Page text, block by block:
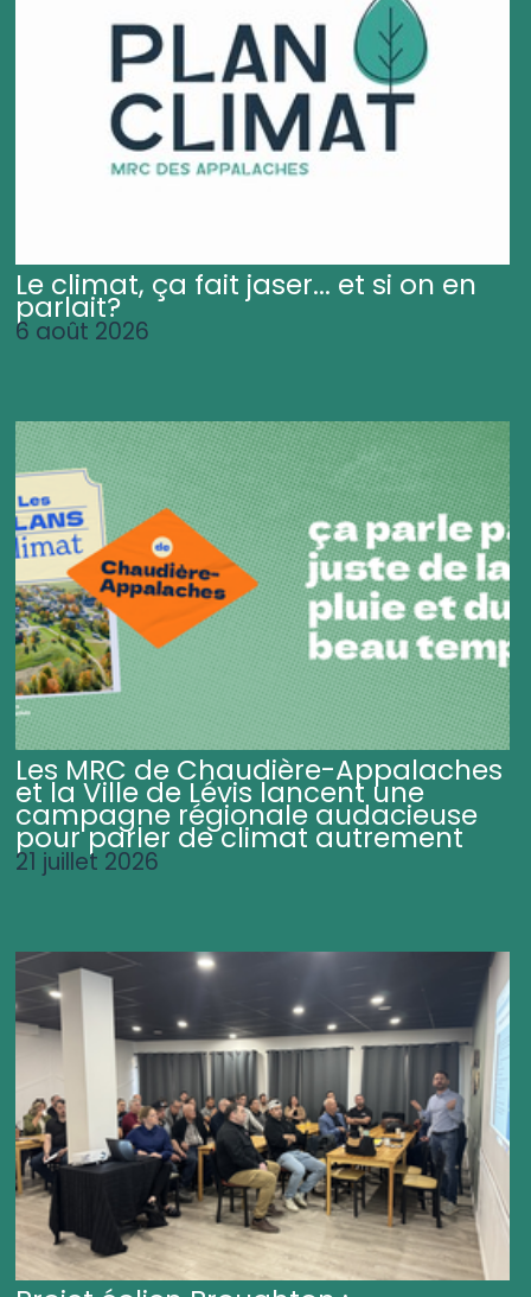
Le climat, ça fait jaser... et si on en
parlait?
6 août 2026
Les MRC de Chaudière-Appalaches
et la Ville de Lévis lancent une
campagne régionale audacieuse
pour parler de climat autrement
21 juillet 2026